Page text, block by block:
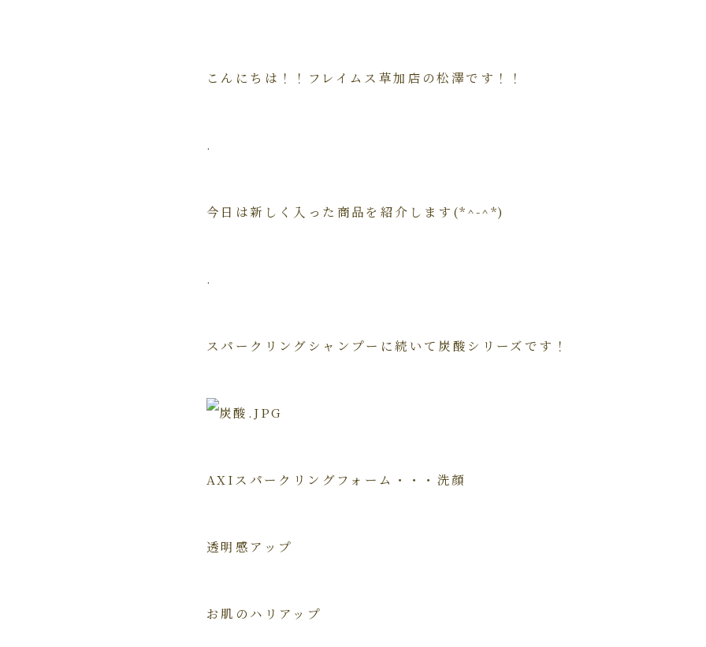
こんにちは！！フレイムス草加店の松澤です！！
.
今日は新しく入った商品を紹介します(*^-^*)
.
スパークリングシャンプーに続いて炭酸シリーズです！
AXIスパークリングフォーム・・・洗顔
透明感アップ
お肌のハリアップ